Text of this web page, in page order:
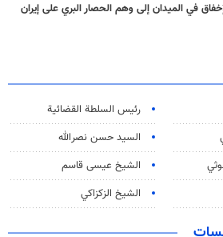
في الميدان إلى وهم الحصار البري على إيران
رئیس السلطة القضائیة
السيد حسن نصرالله
الشيخ عيسى قاسم
الشيخ الزكزاكي